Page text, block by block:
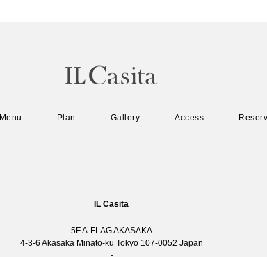
Menu Plan Gallery Access
IL Casita
5F A-FLAG AKASAKA
4-3-6 Akasaka Minato-ku Tokyo 107-0052 Japan